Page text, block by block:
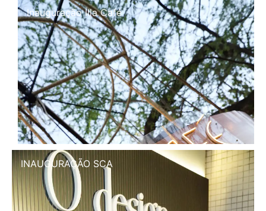
Inauguração Illa Café
INAUGURAÇÃO SCA